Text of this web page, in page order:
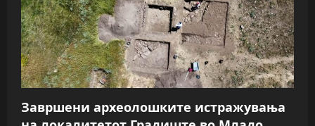
Завршени археолошките истражувања